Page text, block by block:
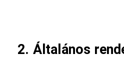
2. Általános